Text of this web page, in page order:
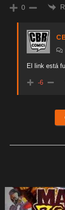
0
El link está
-6